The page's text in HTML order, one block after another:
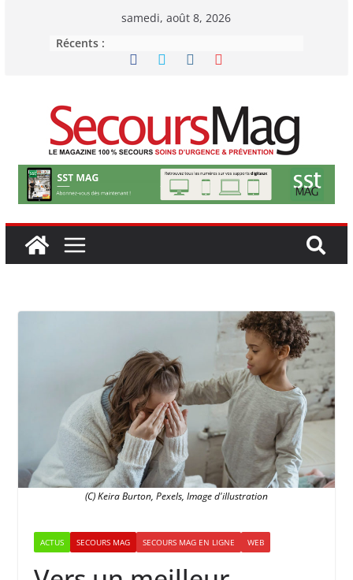
samedi, août 8, 2026
Récents :
(C) Keira Burton, Pexels, Image d'illustration
ACTUS SECOURS MAG SECOURS MAG EN LIGNE WEB